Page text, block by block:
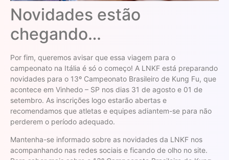
Novidades estão
chegando…
Por fim, queremos avisar que essa viagem para o
campeonato na Itália é só o começo! A LNKF está preparando
novidades para o 13º Campeonato Brasileiro de Kung Fu, que
acontece em Vinhedo – SP nos dias 31 de agosto e 01 de
setembro. As inscrições logo estarão abertas e
recomendamos que atletas e equipes adiantem-se para não
perderem o período adequado.
Mantenha-se informado sobre as novidades da LNKF nos
acompanhando nas redes sociais e ficando de olho no site.